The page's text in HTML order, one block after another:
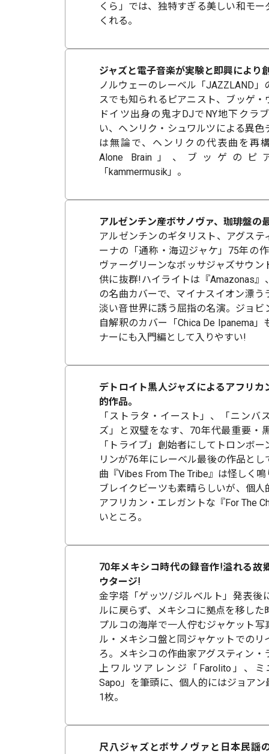
くら」では、独特すぎる美しい和モ
くれる。
ジャズと電子音楽が実験と即興により
ノルウェーのレーベル「JAZZLAND」
スでも知られるピアニスト、ブッゲ・
ドイツ出身の鬼才DJでNY地下クラ
い、ヘンリク・シュワルツによる異
は無論で、ヘンリクの代表曲を再
Alone Brain」、ブッゲの
「kammermusik」。
アルゼンチン産ボサノヴァ、珈琲盤の
アルゼンチンのギタリスト、アグステ
ーナの「通称・海辺ジャケ」75年の
ヴァーグリーンなボッサジャズサウ
供に抜群!ハイライトは『Amazonas』
の名曲カバーで、マイナスイオン漂う
淡い音世界に誘う屈指の名演。ジョビ
自解釈のカバー「Chica De Ipanema
ナーにも入門編として入りやすい!
デトロイト黒人ジャズによるアフリカ
的作品。
「ストラタ・イースト」、「ニンバ
ズ」と双璧をなす、70年代最重要・
「トライブ」創始者にしてトロンボ
リンが76年にレーベル最後の作品と
曲『Vibes From The Tribe』は怪しく
ブレイクビーツも素晴らしいが、個
アフリカン・エレガントな『For The
いところ。
70年メキシコ時代の録音作!溢れる故
ウタージ!
金字塔「ゲッツ/ジルベルト」発表後
ルに戻らず、メキシコに拠点を移した
プルコの海岸で一人佇むジャケット
ル・メキシコ盤と同ジャケットでのリ
ろ。メキシコの作曲家アグスティン・
上ワルツアレンジ「Farolito」、
Sapo」を筆頭に、個人的にはジョア
1枚。
尺八ジャズとボサノヴァと日本民謡